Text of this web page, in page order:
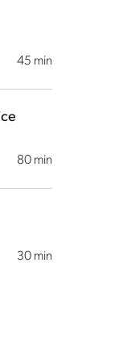
45 min
80 min
30 min